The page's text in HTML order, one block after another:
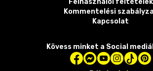
Kommentelési
Kapcsolat
Kövess minket a Social